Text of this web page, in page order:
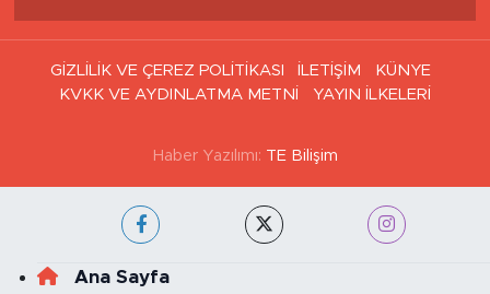
GİZLİLİK VE ÇEREZ POLİTİKASI İLETİŞİM
KÜNYE
KVKK VE AYDINLATMA METNİ
YAYIN İLKELERİ
Haber Yazılımı: TE Bilişim
Ana Sayfa